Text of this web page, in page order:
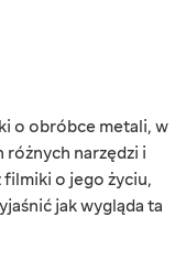
o obróbce metali, w
różnych narzędzi i
o jego życiu,
jak wygląda ta